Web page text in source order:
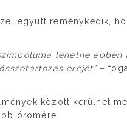
együtt reménykedik,
lehetne ebben
erejét” –
között kerülhet
örömére.